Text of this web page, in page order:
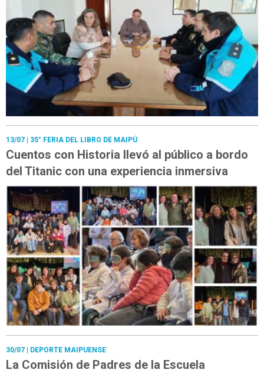
13/07 | 35° FERIA DEL LIBRO DE MAIPÚ
Cuentos con Historia llevó al público a bordo
del Titanic con una experiencia inmersiva
30/07 | DEPORTE MAIPUENSE
La Comisión de Padres de la Escuela